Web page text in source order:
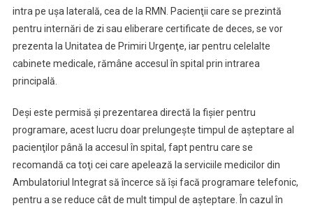
intra pe uşa laterală, cea de la RMN. Pacienţii care se prezintă
pentru internări de zi sau eliberare certificate de deces, se vor
prezenta la Unitatea de Primiri Urgenţe, iar pentru celelalte
cabinete medicale, rămâne accesul în spital prin intrarea
principală.
Deşi este permisă şi prezentarea directă la fişier pentru
programare, acest lucru doar prelungeşte timpul de aşteptare al
pacienţilor până la accesul în spital, fapt pentru care se
recomandă ca toţi cei care apelează la serviciile medicilor din
Ambulatoriul Integrat să încerce să îşi facă programare telefonic,
pentru a se reduce cât de mult timpul de aşteptare. În cazul în